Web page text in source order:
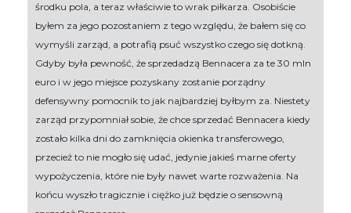
środku pola, a teraz właściwie to wrak piłkarza. Osobiście
byłem za jego pozostaniem z tego względu, że bałem się co
wymyśli zarząd, a potrafią psuć wszystko czego się dotkną.
Gdyby była pewność, że sprzedadzą Bennacera za te 30 mln
euro i w jego miejsce pozyskany zostanie porządny
defensywny pomocnik to jak najbardziej byłbym za. Niestety
zarząd przypomniał sobie, że chce sprzedać Bennacera kiedy
zostało kilka dni do zamknięcia okienka transferowego,
przecież to nie mogło się udać, jedynie jakieś marne oferty
wypożyczenia, które nie były nawet warte rozważenia. Na
końcu wyszło tragicznie i ciężko już będzie o sensowną